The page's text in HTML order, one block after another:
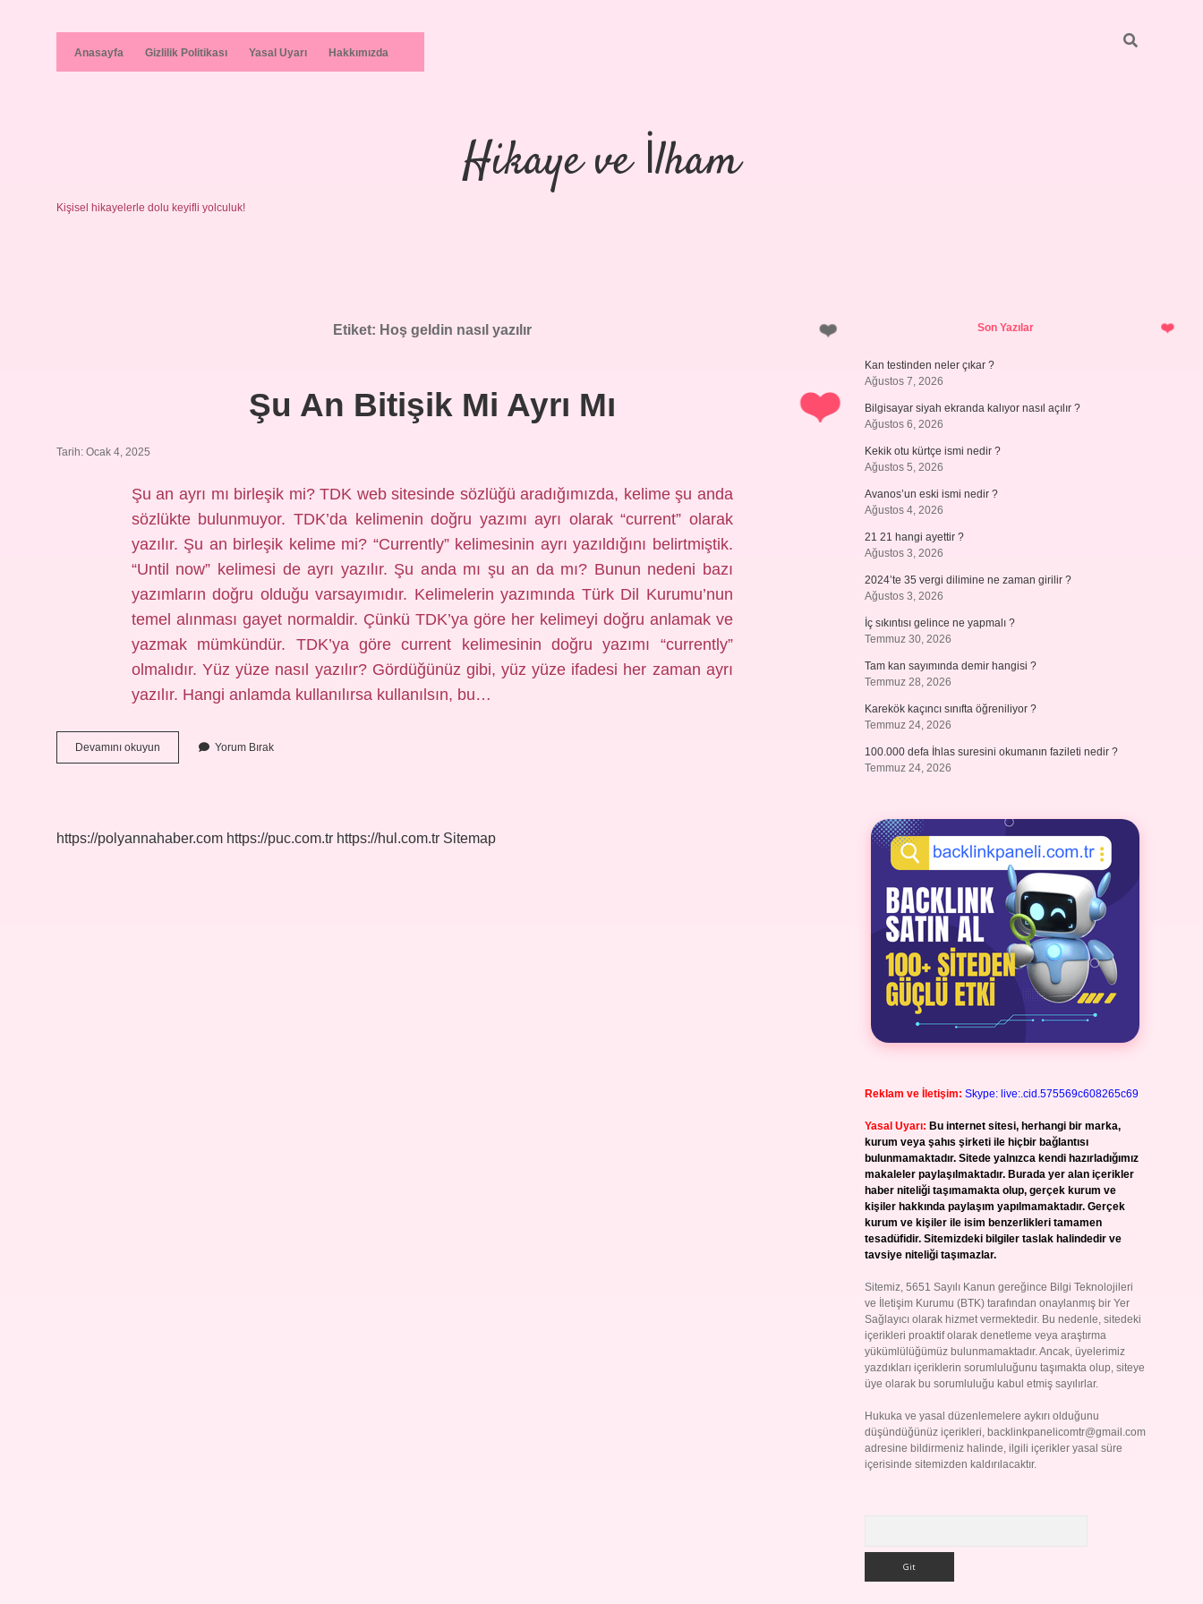
Anasayfa Gizlilik Politikası Yasal Uyarı Hakkımızda
Hikaye ve İlham
Kişisel hikayelerle dolu keyifli yolculuk!
Etiket: Hoş geldin nasıl yazılır
Şu An Bitişik Mi Ayrı Mı
Tarih: Ocak 4, 2025
Şu an ayrı mı birleşik mi? TDK web sitesinde sözlüğü aradığımızda, kelime şu anda
sözlükte bulunmuyor. TDK’da kelimenin doğru yazımı ayrı olarak “current” olarak
yazılır. Şu an birleşik kelime mi? “Currently” kelimesinin ayrı yazıldığını belirtmiştik.
“Until now” kelimesi de ayrı yazılır. Şu anda mı şu an da mı? Bunun nedeni bazı
yazımların doğru olduğu varsayımıdır. Kelimelerin yazımında Türk Dil Kurumu’nun
temel alınması gayet normaldir. Çünkü TDK’ya göre her kelimeyi doğru anlamak ve
yazmak mümkündür. TDK’ya göre current kelimesinin doğru yazımı “currently”
olmalıdır. Yüz yüze nasıl yazılır? Gördüğünüz gibi, yüz yüze ifadesi her zaman ayrı
yazılır. Hangi anlamda kullanılırsa kullanılsın, bu…
Devamını okuyun
An
Yorum Bırak
https://polyannahaber.com https://puc.com.tr https://hul.com.tr Sitemap
SidebarSon Yazılar
Kan testinden neler çıkar ?
Ağustos 7, 2026
Bilgisayar siyah ekranda kalıyor nasıl açılır ?
Ağustos 6, 2026
Kekik otu kürtçe ismi nedir ?
Ağustos 5, 2026
Avanos’un eski ismi nedir ?
Ağustos 4, 2026
21 21 hangi ayettir ?
Ağustos 3, 2026
2024’te 35 vergi dilimine ne zaman girilir ?
Ağustos 3, 2026
İç sıkıntısı gelince ne yapmalı ?
Temmuz 30, 2026
Tam kan sayımında demir hangisi ?
Temmuz 28, 2026
Karekök kaçıncı sınıfta öğreniliyor ?
Temmuz 24, 2026
100.000 defa İhlas suresini okumanın fazileti nedir ?
Temmuz 24, 2026
Reklam ve İletişim: Skype: live:.cid.575569c608265c69
Yasal Uyarı: Bu internet sitesi, herhangi bir marka,
kurum veya şahıs şirketi ile hiçbir bağlantısı
bulunmamaktadır. Sitede yalnızca kendi hazırladığımız
makaleler paylaşılmaktadır. Burada yer alan içerikler
haber niteliği taşımamakta olup, gerçek kurum ve
kişiler hakkında paylaşım yapılmamaktadır. Gerçek
kurum ve kişiler ile isim benzerlikleri tamamen
tesadüfidir. Sitemizdeki bilgiler taslak halindedir ve
tavsiye niteliği taşımazlar.
Sitemiz, 5651 Sayılı Kanun gereğince Bilgi Teknolojileri
ve İletişim Kurumu (BTK) tarafından onaylanmış bir Yer
Sağlayıcı olarak hizmet vermektedir. Bu nedenle, sitedeki
içerikleri proaktif olarak denetleme veya araştırma
yükümlülüğümüz bulunmamaktadır. Ancak, üyelerimiz
yazdıkları içeriklerin sorumluluğunu taşımakta olup, siteye
üye olarak bu sorumluluğu kabul etmiş sayılırlar.
Hukuka ve yasal düzenlemelere aykırı olduğunu
düşündüğünüz içerikleri, backlinkpanelicomtr@gmail.com
adresine bildirmeniz halinde, ilgili içerikler yasal süre
içerisinde sitemizden kaldırılacaktır.